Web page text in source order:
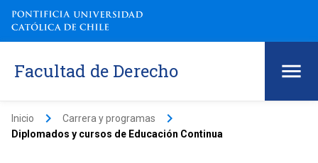
Facultad de Derecho
Inicio keyboard_arrow_right Carrera y programas keyboard_arrow_right
Diplomados y cursos de Educación Continua